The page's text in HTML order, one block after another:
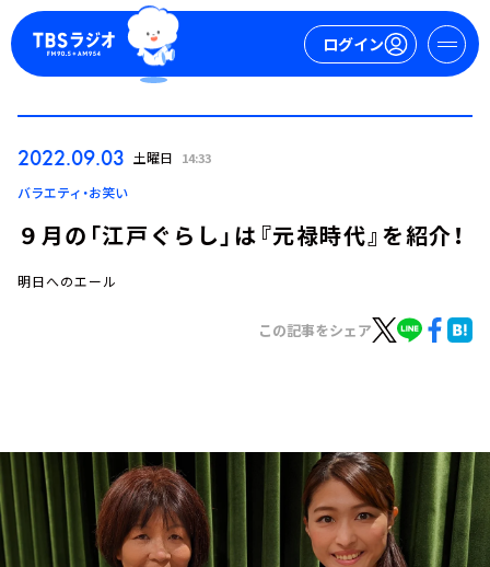
ログイン
ログイン
トピックス
TBS Podcast
お知らせ
イベント・グッズ
YouTube
2022.09.03 土曜日 14:33
バラエティ・お笑い
９月の「江戸ぐらし」は『元禄時代』を紹介！
明日へのエール
この記事をシェア